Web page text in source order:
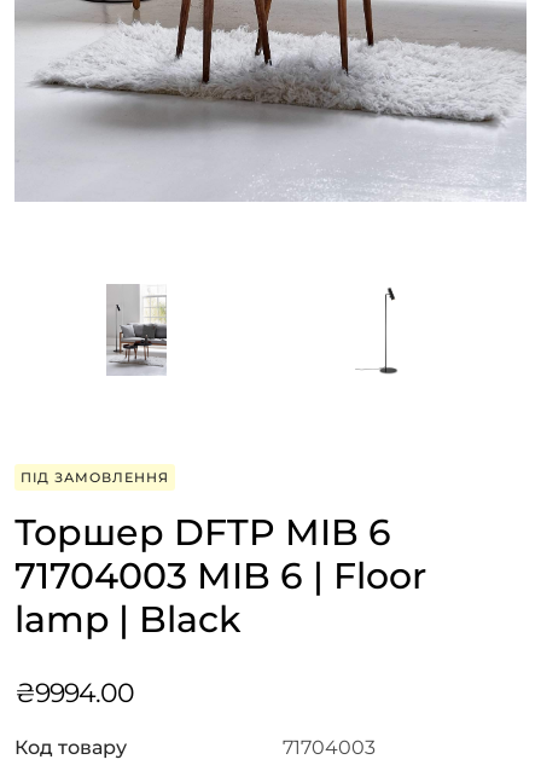
ПІД ЗАМОВЛЕННЯ
Торшер DFTP MIB 6
71704003 MIB 6 | Floor
lamp | Black
₴9994.00
Код товару
71704003